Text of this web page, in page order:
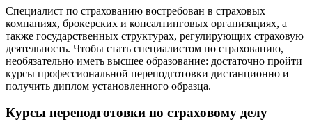
Специалист по страхованию востребован в страховых
компаниях, брокерских и консалтинговых организациях, а
также государственных структурах, регулирующих страховую
деятельность. Чтобы стать специалистом по страхованию,
необязательно иметь высшее образование: достаточно пройти
курсы профессиональной переподготовки дистанционно и
получить диплом установленного образца.
Курсы переподготовки по страховому делу